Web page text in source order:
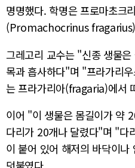
명명했다. 학명은 프로마초크
(Promachocrinus fragarius)
그레고리 교수는 "신종 생물
목과 흡사하다"며 "프라가리
는 프라가리아(fragaria)에서
이어 "이 생물은 몸길이가 약
다리가 20개나 달렸다"며 "다
이 붙어 있어 해저의 바닥이